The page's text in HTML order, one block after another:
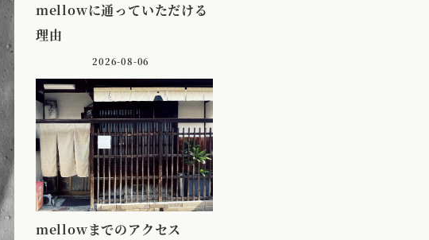
mellowに通っていただける
理由
2026-08-06
mellowまでのアクセス